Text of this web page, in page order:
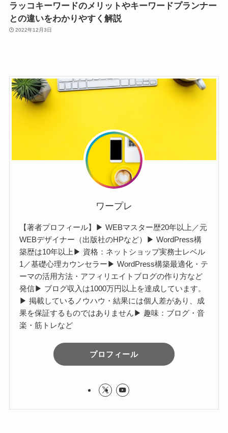
ラッコキーワードのメリットやキーワードプランナー
との違いをわかりやすく解説
2022年12月3日
ワープレ
【著者プロフィール】▶︎ WEBマスター歴20年以上／元
WEBデザイナー（出版社のHPなど）▶︎ WordPress構
築歴は10年以上▶︎ 資格：ネットショップ実務士レベル
1／基礎心理カウンセラー▶︎ WordPress構築最適化・テ
ーマの活用方法・アフィリエイトブログの作り方など
発信▶︎ ブログ収入は1000万円以上を達成しています。
▶︎ 掲載しているノウハウ・結果には個人差があり、成
果を保証するものではありません▶︎ 趣味：ブログ・音
楽・筋トレなど
プロフィール